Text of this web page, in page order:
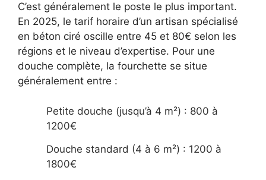
C’est généralement le poste le plus important.
En 2025, le tarif horaire d’un artisan spécialisé
en béton ciré oscille entre 45 et 80€ selon les
régions et le niveau d’expertise. Pour une
douche complète, la fourchette se situe
généralement entre :
Petite douche (jusqu’à 4 m²) : 800 à
1200€
Douche standard (4 à 6 m²) : 1200 à
1800€